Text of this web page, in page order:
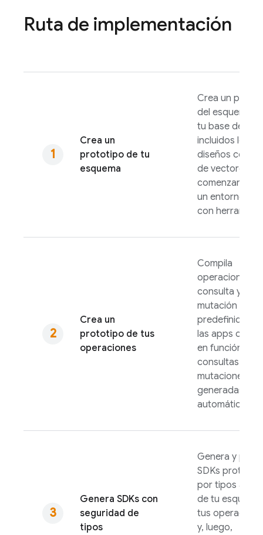
Ruta de implementación
Crea un
prototipo de tu
esquema
Crea un
del esquema
tu base de
incluidos los
diseños con
de vectores,
comenzando
un entorno
con
Crea un
prototipo de tus
operaciones
Compila
operaciones
consulta y
mutación
predefinidas
las apps cliente
en función de
consultas y
mutaciones
generadas
Genera SDKs con
seguridad de
tipos
Genera y
SDKs
por tipos a
de tu esquema
tus
y, luego,